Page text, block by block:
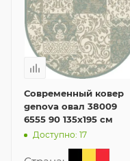
Современный ковер
genova овал 38009
6555 90 135x195 см
Доступно: 17